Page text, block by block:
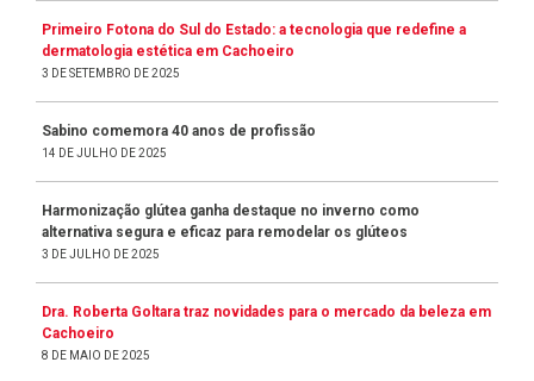
Primeiro Fotona do Sul do Estado: a tecnologia que redefine a
dermatologia estética em Cachoeiro
3 DE SETEMBRO DE 2025
Sabino comemora 40 anos de profissão
14 DE JULHO DE 2025
Harmonização glútea ganha destaque no inverno como
alternativa segura e eficaz para remodelar os glúteos
3 DE JULHO DE 2025
Dra. Roberta Goltara traz novidades para o mercado da beleza em
Cachoeiro
8 DE MAIO DE 2025